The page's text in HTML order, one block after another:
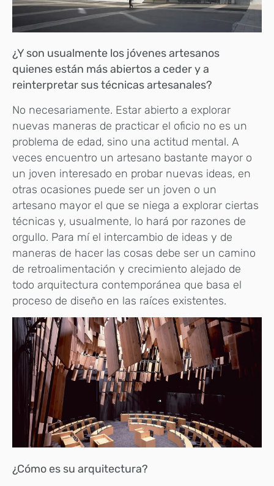
¿Y son usualmente los jóvenes artesanos
quienes están más abiertos a ceder y a
reinterpretar sus técnicas artesanales?
No necesariamente. Estar abierto a explorar
nuevas maneras de practicar el oficio no es un
problema de edad, sino una actitud mental. A
veces encuentro un artesano bastante mayor o
un joven interesado en probar nuevas ideas, en
otras ocasiones puede ser un joven o un
artesano mayor el que se niega a explorar ciertas
técnicas y, usualmente, lo hará por razones de
orgullo. Para mí el intercambio de ideas y de
maneras de hacer las cosas debe ser un camino
de retroalimentación y crecimiento alejado de
todo arquitectura contemporánea que basa el
proceso de diseño en las raíces existentes.
¿Cómo es su arquitectura?